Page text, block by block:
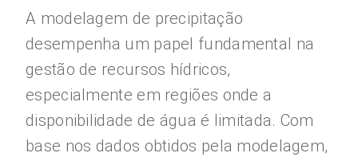
A modelagem de precipitação
desempenha um papel fundamental na
gestão de recursos hídricos,
especialmente em regiões onde a
disponibilidade de água é limitada. Com
base nos dados obtidos pela modelagem,